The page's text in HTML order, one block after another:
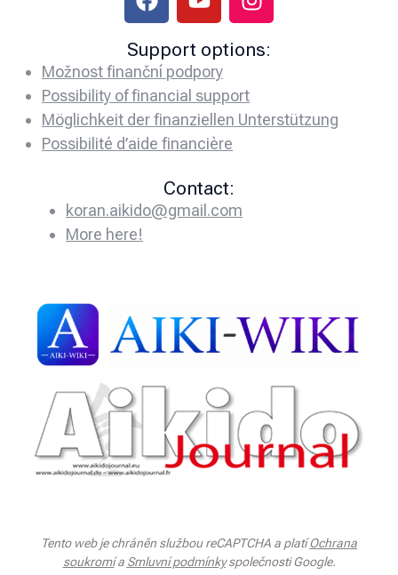
Support options:
Možnost finanční podpory
Possibility of financial support
Möglichkeit der finanziellen Unterstützung
Possibilité d’aide financière
Contact:
koran.aikido@gmail.com
More here!
Tento web je chráněn službou reCAPTCHA a platíOchrana
soukromía Smluvní podmínkyspolečnosti Google.